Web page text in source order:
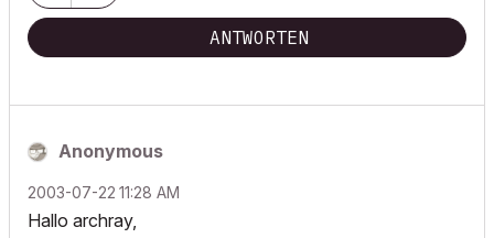
ANTWORTEN
Anonymous
‎2003-07-22 11:28 AM
Hallo archray,